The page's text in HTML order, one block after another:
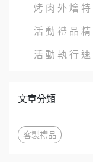
烤 肉 外 燴 特
活 動 禮 品 精
活 動 執 行 速
文章分類
客製禮品